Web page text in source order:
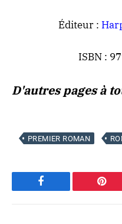
Éditeur :
ISBN :
D'autres pages à
PREMIER ROMAN
Facebook